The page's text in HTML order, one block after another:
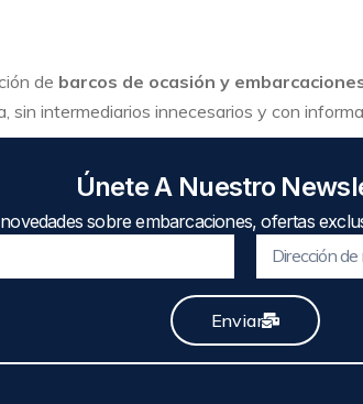
de barcos de ocasión y
sin intermediarios innecesarios y con
Únete A Nuestro
sobre embarcaciones, ofertas
Enviar